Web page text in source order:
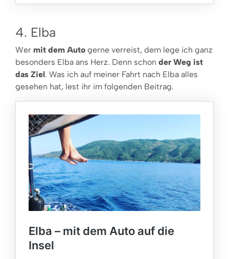
4. Elba
Wer mit dem Auto gerne verreist, dem lege ich ganz
besonders Elba ans Herz. Denn schon der Weg ist
das Ziel. Was ich auf meiner Fahrt nach Elba alles
gesehen hat, lest ihr im folgenden Beitrag.